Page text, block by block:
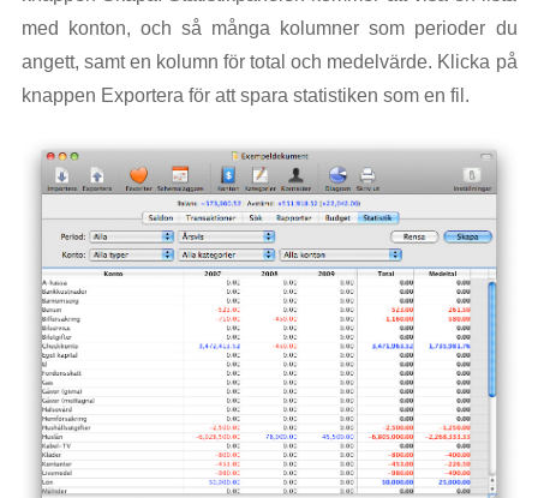
med konton, och så många kolumner som perioder du
angett, samt en kolumn för total och medelvärde. Klicka på
knappen Exportera för att spara statistiken som en fil.